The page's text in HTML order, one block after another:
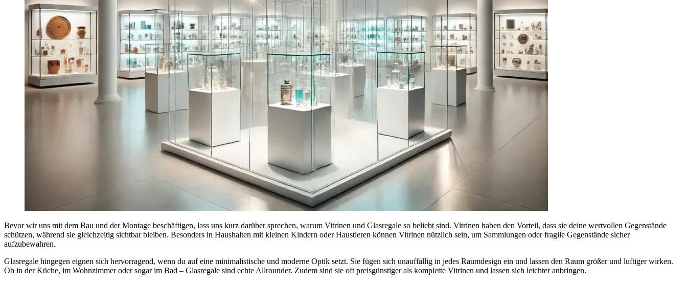
Bevor wir uns mit dem Bau und der Montage beschäftigen, lass uns kurz darüber sprechen, warum Vitrinen und Glasregale so beliebt sind. Vitrinen haben den Vorteil, dass sie deine wertvollen Gegenstände
schützen, während sie gleichzeitig sichtbar bleiben. Besonders in Haushalten mit kleinen Kindern oder Haustieren können Vitrinen nützlich sein, um Sammlungen oder fragile Gegenstände sicher
aufzubewahren.
Glasregale hingegen eignen sich hervorragend, wenn du auf eine minimalistische und moderne Optik setzt. Sie fügen sich unauffällig in jedes Raumdesign ein und lassen den Raum größer und luftiger wirken.
Ob in der Küche, im Wohnzimmer oder sogar im Bad – Glasregale sind echte Allrounder. Zudem sind sie oft preisgünstiger als komplette Vitrinen und lassen sich leichter anbringen.